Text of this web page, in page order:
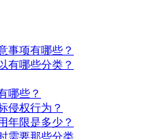
事项有哪些？
有哪些分类？
哪些？
侵权行为？
年限是多少？
需要那些分类